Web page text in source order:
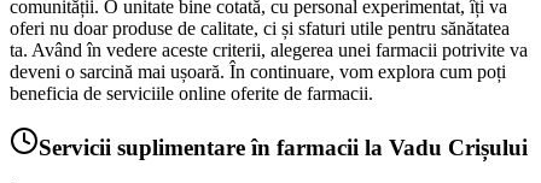
comunității. O unitate bine cotată, cu personal experimentat, îți va
oferi nu doar produse de calitate, ci și sfaturi utile pentru sănătatea
ta. Având în vedere aceste criterii, alegerea unei farmacii potrivite va
deveni o sarcină mai ușoară. În continuare, vom explora cum poți
beneficia de serviciile online oferite de farmacii.
Servicii suplimentare în farmacii la Vadu Crișului